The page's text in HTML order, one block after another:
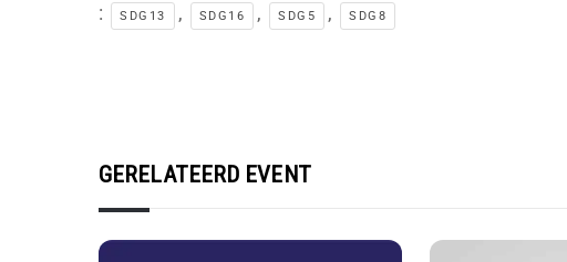
: SDG13 , SDG16 , SDG5 , SDG8
GERELATEERD EVENT